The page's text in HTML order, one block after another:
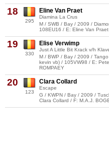
18
295
Eline Van Praet
Diamina La Crus
M / SWB / Bay / 2009 /
108EU16 / E: Eline Van
19
330
Elise Verwimp
Just A Little Bit Krack v/h
M / BWP / Bay / 2009 /
kevin vb) / 105VW98 / E:
ROMPAEY
20
123
Clara Collard
Escape
G / KWPN / Bay / 2009 /
Clara Collard / F: M.A.J.